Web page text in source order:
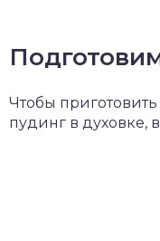
Чтобы
пудинг в духовке,